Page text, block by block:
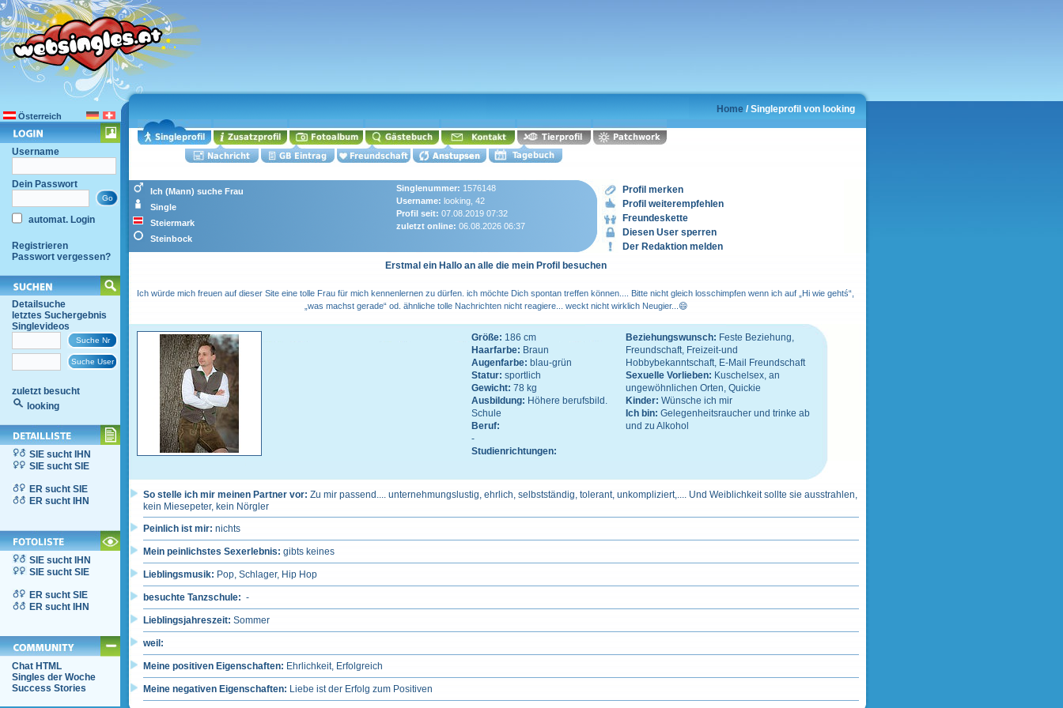
Österreich
Username
Dein Passwort
automat. Login
Registrieren
Passwort vergessen?
Detailsuche
letztes Suchergebnis
Singlevideos
zuletzt besucht
looking
SIE sucht IHN
SIE sucht SIE
ER sucht SIE
ER sucht IHN
SIE sucht IHN
SIE sucht SIE
ER sucht SIE
ER sucht IHN
Chat HTML
Singles der Woche
Success Stories
Home / Singleprofil von looking
Ich (Mann) suche Frau
Single
Steiermark
Steinbock
Singlenummer: 1576148
Username: looking, 42
Profil seit: 07.08.2019 07:32
zuletzt online: 06.08.2026 06:37
Profil merken
Profil weiterempfehlen
Freundeskette
Diesen User sperren
Der Redaktion melden
Erstmal ein Hallo an alle die mein Profil besuchen
Ich würde mich freuen auf dieser Site eine tolle Frau für mich kennenlernen zu dürfen. ich möchte Dich spontan treffen können.... Bitte nicht gleich losschimpfen wenn ich auf „Hi wie gehtś“,
„was machst gerade“ od. ähnliche tolle Nachrichten nicht reagiere... weckt nicht wirklich Neugier...😄
Größe: 186 cm
Haarfarbe: Braun
Augenfarbe: blau-grün
Statur: sportlich
Gewicht: 78 kg
Ausbildung: Höhere berufsbild.
Schule
Beruf:
-
Studienrichtungen:
Beziehungswunsch: Feste Beziehung,
Freundschaft, Freizeit-und
Hobbybekanntschaft, E-Mail Freundschaft
Sexuelle Vorlieben: Kuschelsex, an
ungewöhnlichen Orten, Quickie
Kinder: Wünsche ich mir
Ich bin: Gelegenheitsraucher und trinke ab
und zu Alkohol
So stelle ich mir meinen Partner vor: Zu mir passend.... unternehmungslustig, ehrlich, selbstständig, tolerant, unkompliziert,.... Und Weiblichkeit sollte sie ausstrahlen,
kein Miesepeter, kein Nörgler
Peinlich ist mir: nichts
Mein peinlichstes Sexerlebnis: gibts keines
Lieblingsmusik: Pop, Schlager, Hip Hop
besuchte Tanzschule: -
Lieblingsjahreszeit: Sommer
weil:
Meine positiven Eigenschaften: Ehrlichkeit, Erfolgreich
Meine negativen Eigenschaften: Liebe ist der Erfolg zum Positiven